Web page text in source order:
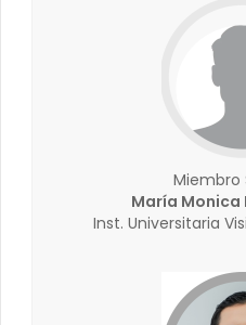
Miembro
María Monica
Inst. Universitaria